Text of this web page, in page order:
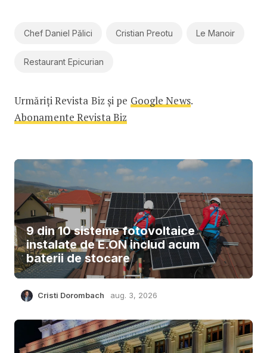
Chef Daniel Pălici Cristian Preotu Le Manoir
Restaurant Epicurian
Urmăriți Revista Biz și pe Google News.
Abonamente Revista Biz
9 din 10 sisteme fotovoltaice
instalate de E.ON includ acum
baterii de stocare
Cristi Dorombach aug. 3, 2026